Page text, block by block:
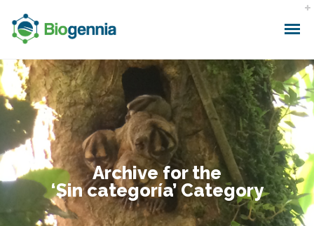
Archive for the
‘Sin categoría’ Category